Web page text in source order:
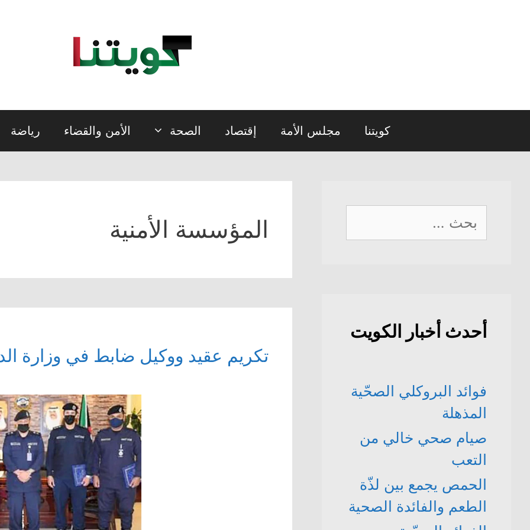
كويتنا مجلس الأمة إقتصاد الصحة الأمن والقضاء رياضة
المؤسسة الأمنية
تكريم عقيد ووكيل ضابط في وزارة
البحث
عن:
أحدث أخبار الكويت
فوائد البروكلي الصحّية
المذهلة
صيام صحي خالي من
التعب
الحمص يجمع بين لذّة
الطعم والفائدة الصحية